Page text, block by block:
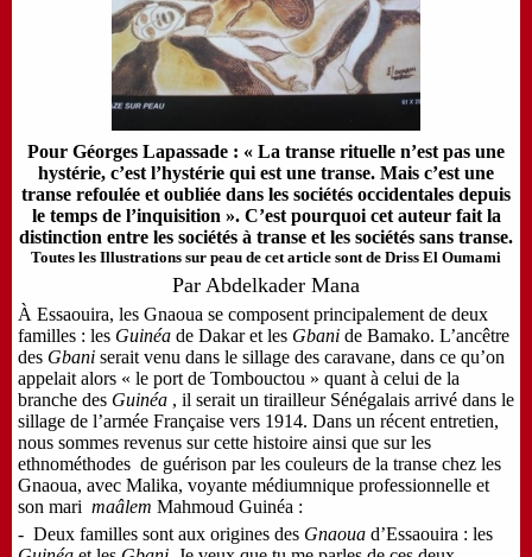
Pour Géorges Lapassade : « La transe rituelle n’est pas une
hystérie, c’est l’hystérie qui est une transe. Mais c’est une
transe refoulée et oubliée dans les sociétés occidentales depuis
le temps de l’inquisition ». C’est pourquoi cet auteur fait la
distinction entre les sociétés à transe et les sociétés sans transe.
Toutes les Illustrations sur peau de cet article sont de Driss El Oumami
Par Abdelkader Mana
À Essaouira, les Gnaoua se composent principalement de deux
familles : les Guinéa de Dakar et les Gbani de Bamako. L’ancêtre
des Gbani serait venu dans le sillage des caravane, dans ce qu’on
appelait alors « le port de Tombouctou » quant à celui de la
branche des Guinéa , il serait un tirailleur Sénégalais arrivé dans le
sillage de l’armée Française vers 1914. Dans un récent entretien,
nous sommes revenus sur cette histoire ainsi que sur les
ethnométhodes de guérison par les couleurs de la transe chez les
Gnaoua, avec Malika, voyante médiumnique professionnelle et
son mari maâlem Mahmoud Guinéa :
- Deux familles sont aux origines des Gnaoua d’Essaouira : les